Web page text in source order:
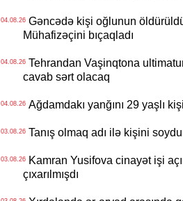
04.08.26Gəncədə kişi oğlunun
Mühafizəçini bıçaqladı
04.08.26Tehrandan Vaşinqtona
cavab sərt olacaq
04.08.26Ağdamdakı yanğını 29 yaşlı
03.08.26Tanış olmaq adı ilə kişini
03.08.26Kamran Yusifova cinayət işi
çıxarılmışdı